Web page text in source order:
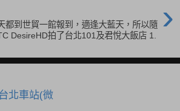
›
都到世貿一館報到，適逢大藍天，所以隨
DesireHD拍了台北101及君悅大飯店 1.